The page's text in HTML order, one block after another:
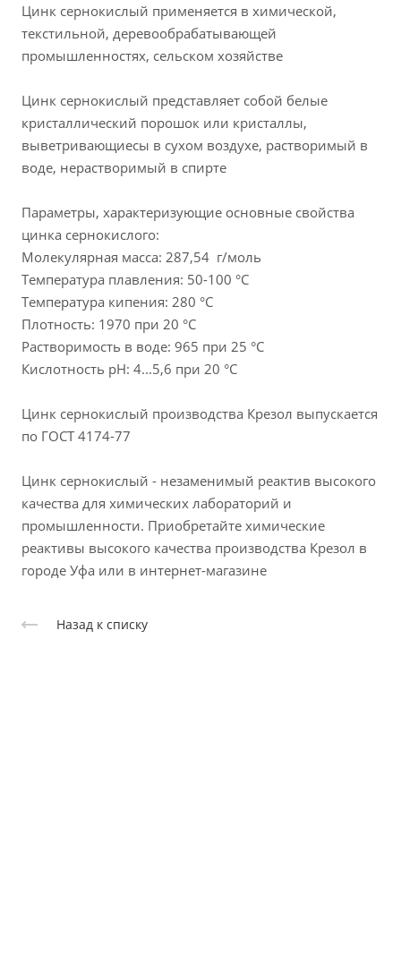
Цинк сернокислый применяется в химической,
текстильной, деревообрабатывающей
промышленностях, сельском хозяйстве
Цинк сернокислый представляет собой белые
кристаллический порошок или кристаллы,
выветривающиесы в сухом воздухе, растворимый в
воде, нерастворимый в спирте
Параметры, характеризующие основные свойства
цинка сернокислого:
Молекулярная масса: 287,54 г/моль
Температура плавления: 50-100 °C
Температура кипения: 280 °C
Плотность: 1970 при 20 °C
Растворимость в воде: 965 при 25 °C
Кислотность рН: 4...5,6 при 20 °C
Цинк сернокислый производства Крезол выпускается
по ГОСТ 4174-77
Цинк сернокислый - незаменимый реактив высокого
качества для химических лабораторий и
промышленности. Приобретайте химические
реактивы высокого качества производства Крезол в
городе Уфа или в интернет-магазине
Назад к списку